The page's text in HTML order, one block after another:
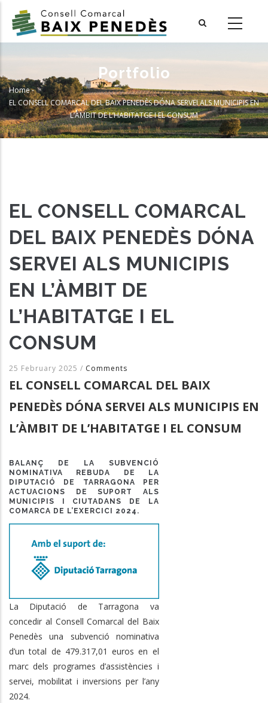
main
Portfolio
Breadcrumb
Home-
EL CONSELL COMARCAL DEL BAIX PENEDÈS DÓNA SERVEI ALS MUNICIPIS EN
L’ÀMBIT DE L’HABITATGE I EL CONSUM
EL CONSELL COMARCAL
DEL BAIX PENEDÈS DÓNA
SERVEI ALS MUNICIPIS
EN L’ÀMBIT DE
L’HABITATGE I EL
CONSUM
25 February 2025 / Comments
EL CONSELL COMARCAL DEL BAIX
PENEDÈS DÓNA SERVEI ALS MUNICIPIS EN
L’ÀMBIT DE L’HABITATGE I EL CONSUM
BALANÇ DE LA SUBVENCIÓ
NOMINATIVA REBUDA DE LA
DIPUTACIÓ DE TARRAGONA PER
ACTUACIONS DE SUPORT ALS
MUNICIPIS I CIUTADANS DE LA
COMARCA DE L’EXERCICI 2024.
La Diputació de Tarragona va
concedir al Consell Comarcal del Baix
Penedès una subvenció nominativa
d’un total de 479.317,01 euros en el
marc dels programes d’assistències i
servei, mobilitat i inversions per l’any
2024.